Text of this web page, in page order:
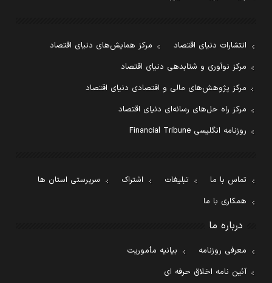
انتشارات دنیای اقتصاد
مرکز همایش‌های دنیای اقتصاد
مرکز نوآوری و شتابدهی دنیای اقتصاد
مرکز پژوهش‌های مالی و اقتصادی دنیای اقتصاد
مرکز راه حل‌های رسانه‌ای دنیای اقتصاد
روزنامه انگلیسی Financial Tribune
تماس با ما تبلیغات اشتراک
سرپرستی استان ها
همکاری با ما
درباره ما
معرفی روزنامه
بیانیه مأموریت
آئین نامه اخلاق حرفه ای